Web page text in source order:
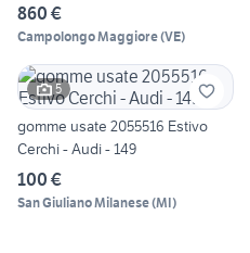
860 €
Campolongo Maggiore(VE)
5
gomme usate 2055516 Estivo
Cerchi - Audi - 149
100 €
San Giuliano Milanese(MI)